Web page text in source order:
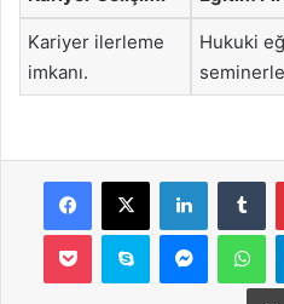
Kariyer ilerleme
imkanı.
Hukuki
Facebook
X LinkedIn
Pocket Skype